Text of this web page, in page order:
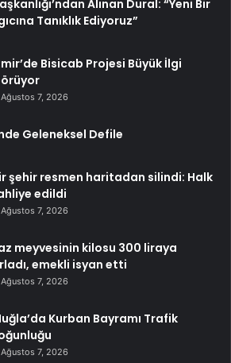
Alınan Dural: “Yeni Bir
Tanıklık Ediyoruz”
Bisicab Projesi Büyük İlgi
Ağustos 7, 2026
Geleneksel Defile
şehir resmen haritadan silindi: Halk
edildi
Ağustos 7, 2026
meyvesinin kilosu 300 liraya
emekli isyan etti
Ağustos 7, 2026
Kurban Bayramı Trafik
Ağustos 7, 2026